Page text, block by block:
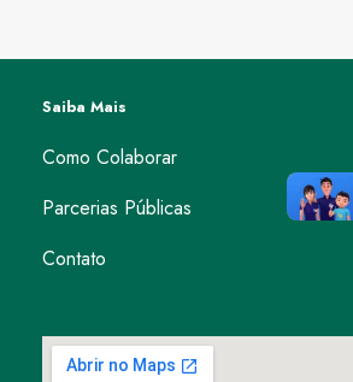
Saiba Mais
Como Colaborar
Parcerias Públicas
Contato